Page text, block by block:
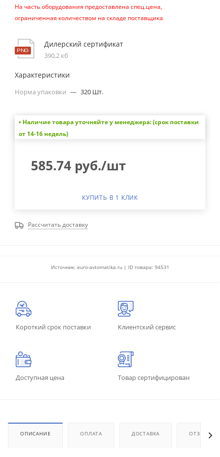
На часть оборудования предоставлена спец.цена,
ограниченная количеством на складе поставщика
Дилерский сертификат
390,2 кб
Характеристики
Норма упаковки — 320 Шт.
• Наличие товара уточняйте у менеджера: (срок поставки
от 14-16 недель)
585.74 руб./шт
КУПИТЬ В 1 КЛИК
Рассчитать доставку
Источник: euro-avtomatika.ru | ID товара: 94531
Короткий срок поставки Клиентский сервис
Доступная цена Товар сертифицирован
ОПИСАНИЕ ОПЛАТА ДОСТАВКА ОТЗЫВЫ